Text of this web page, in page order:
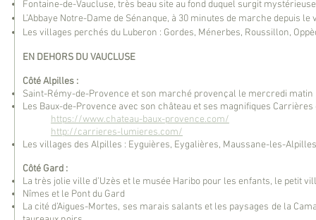
Fontaine-de-Vaucluse, très beau site au fond duquel surgit
L’Abbaye Notre-Dame de Sénanque, à 30 minutes de marche depuis le
Les villages perchés du Luberon : Gordes, Ménerbes, Roussillon,
EN DEHORS DU VAUCLUSE
Côté Alpilles :
Saint-Rémy-de-Provence et son marché provençal le mercredi
Les Baux-de-Provence avec son château et ses magnifiques
https://www.chateau-baux-provence.com/
http://carrieres-lumieres.com/
Les villages des Alpilles : Eyguières, Eygalières, Maussane-les-
Côté Gard :
La très jolie ville d’Uzès et le musée Haribo pour les enfants, le petit
Nîmes et le Pont du Gard
La cité d’Aigues-Mortes, ses marais salants et les paysages de la